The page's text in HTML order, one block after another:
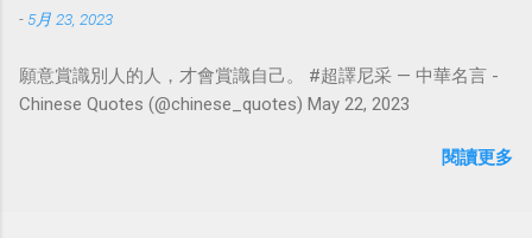
- 5月 23, 2023
願意賞識別人的人，才會賞識自己。 #超譯尼采 — 中華名言 -
Chinese Quotes (@chinese_quotes) May 22, 2023
閱讀更多